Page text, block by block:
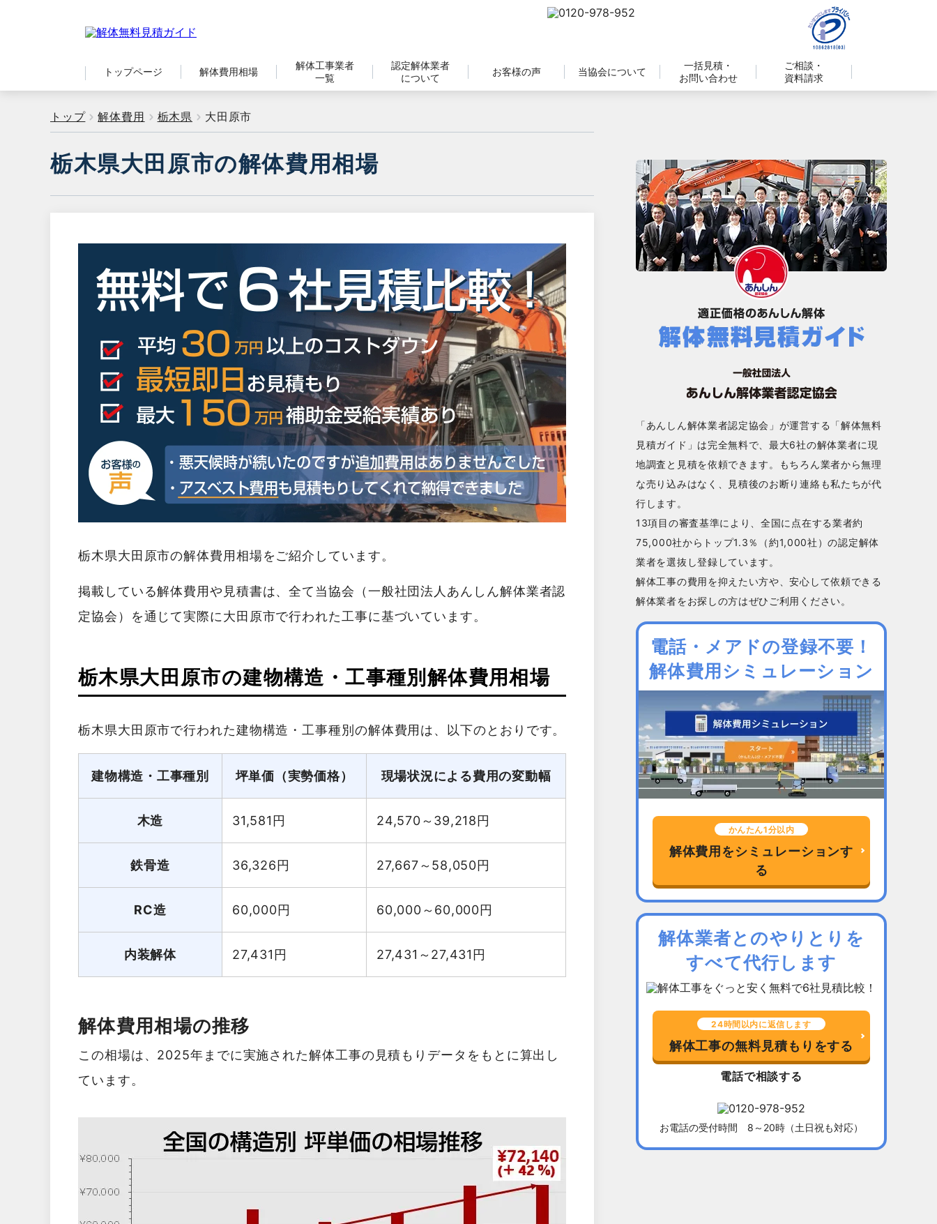
トップページ 解体費用相場
解体工事業者
一覧
認定解体業者
について
お客様の声 当協会について
一括見積・
お問い合わせ
ご相談・
資料請求
トップ 解体費用 栃木県 大田原市
栃木県大田原市の解体費用相場
栃木県大田原市の解体費用相場をご紹介しています。
掲載している解体費用や見積書は、全て当協会（一般社団法人あんしん解体業者認
定協会）を通じて実際に大田原市で行われた工事に基づいています。
栃木県大田原市の建物構造・工事種別解体費用相場
栃木県大田原市で行われた建物構造・工事種別の解体費用は、以下のとおりです。
建物構造・工事種別 坪単価（実勢価格） 現場状況による費用の変動幅
木造 31,581 円 24,570～39,218円
鉄骨造 36,326円 27,667～58,050円
RC造 60,000円 60,000～60,000円
内装解体 27,431 円 27,431～27,431 円
解体費用相場の推移
この相場は、2025年までに実施された解体工事の見積もりデータをもとに算出し
ています。
「あんしん解体業者認定協会」が運営する「解体無料
見積ガイド」は完全無料で、最大6社の解体業者に現
地調査と見積を依頼できます。もちろん業者から無理
な売り込みはなく、見積後のお断り連絡も私たちが代
行します。
13項目の審査基準により、全国に点在する業者約
75,000社からトップ1.3％（約1,000社）の認定解体
業者を選抜し登録しています。
解体工事の費用を抑えたい方や、安心して依頼できる
解体業者をお探しの方はぜひご利用ください。
電話・メアドの登録不要！
解体費用シミュレーション
かんたん1分以内
解体費用をシミュレーションす
る
解体業者とのやりとりを
すべて代行します
24時間以内に返信します
解体工事の無料見積もりをする
電話で相談する
お電話の受付時間 8～20時（土日祝も対応）